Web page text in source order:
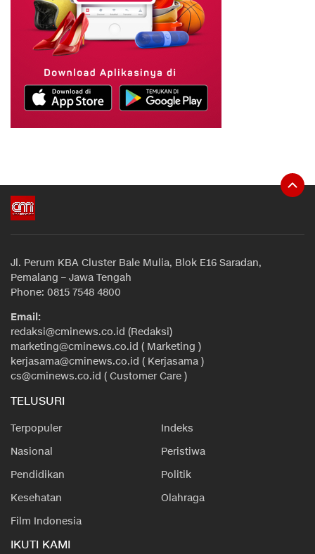
Jl. Perum KBA Cluster Bale Mulia, Blok E16 Saradan,
Pemalang – Jawa Tengah
Phone: 0815 7548 4800
Email:
redaksi@cminews.co.id (Redaksi)
marketing@cminews.co.id ( Marketing )
kerjasama@cminews.co.id ( Kerjasama )
cs@cminews.co.id ( Customer Care )
TELUSURI
Terpopuler
Indeks
Nasional
Peristiwa
Pendidikan
Politik
Kesehatan
Olahraga
Film Indonesia
IKUTI KAMI